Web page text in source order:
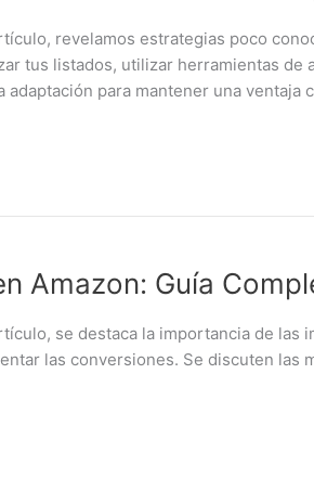
revelamos estrategias poco
tus listados, utilizar herramientas
para mantener una ventaja
Amazon: Guía
se destaca la importancia de
las conversiones. Se discuten